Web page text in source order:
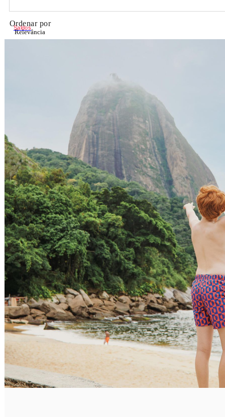
Ordenar por
Relevância
Saldos